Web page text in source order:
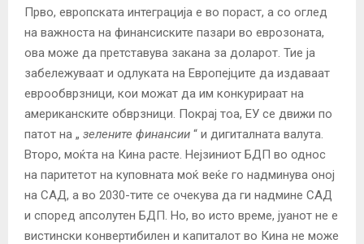
Прво, европската интеграција е во пораст, а со оглед
на важноста на финансиските пазари во еврозоната,
ова може да претставува закана за доларот. Тие ја
забележуваат и одлуката на Европејците да издаваат
еврообврзници, кои можат да им конкурираат на
американските обврзници. Покрај тоа, ЕУ се движи по
патот на „ зелените финансии “ и дигиталната валута.
Второ, моќта на Кина расте. Нејзиниот БДП во однос
на паритетот на куповната моќ веќе го надминува оној
на САД, а во 2030-тите се очекува да ги надмине САД
и според апсолутен БДП. Но, во исто време, јуанот не е
вистински конвертибилен и капиталот во Кина не може